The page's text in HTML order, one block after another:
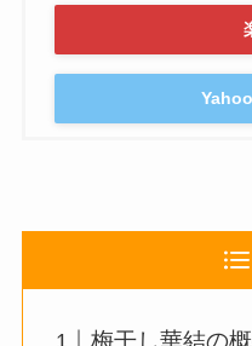
梅干し華結の